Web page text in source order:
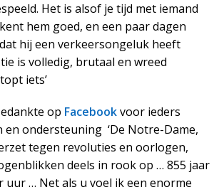
Het is alsof je tijd met iemand
hem goed, en een paar dagen
hij een verkeersongeluk heeft
is volledig, brutaal en wreed
iets’
op Facebookvoor ieders
en ondersteuning ‘De Notre-Dame,
tegen revoluties en oorlogen,
deels in rook op … 855 jaar
uur … Net als u voel ik een enorme